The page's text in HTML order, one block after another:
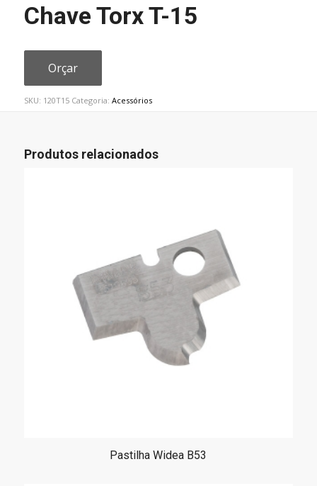
Chave Torx T-15
Orçar
SKU: 120T15 Categoria: Acessórios
Produtos relacionados
Pastilha Widea B53